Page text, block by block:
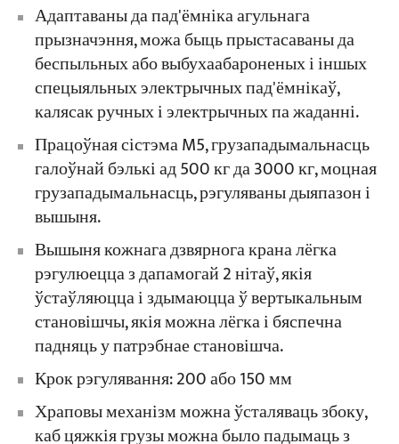
Адаптаваны да пад'ёмніка агульнага
прызначэння, можа быць прыстасаваны да
беспыльных або выбухаабароненых і іншых
спецыяльных электрычных пад'ёмнікаў,
калясак ручных і электрычных па жаданні.
Працоўная сістэма M5, грузападымальнасць
галоўнай бэлькі ад 500 кг да 3000 кг, моцная
грузападымальнасць, рэгуляваны дыяпазон і
вышыня.
Вышыня кожнага дзвярнога крана лёгка
рэгулюецца з дапамогай 2 нітаў, якія
ўстаўляюцца і здымаюцца ў вертыкальным
становішчы, якія можна лёгка і бяспечна
падняць у патрэбнае становішча.
Крок рэгулявання: 200 або 150 мм
Храповы механізм можна ўсталяваць збоку,
каб цяжкія грузы можна было падымаць з